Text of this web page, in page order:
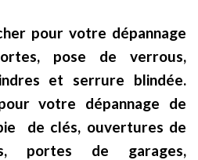
pour votre dépannage
pose de verrous,
et serrure blindée.
votre dépannage de
de clés, ouvertures de
portes de garages,